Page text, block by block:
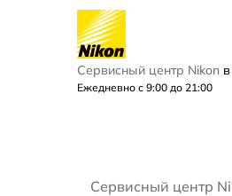
Сервисный центр Nikon
Ежедневно с 9:00 до 21:00
Сервисный центр